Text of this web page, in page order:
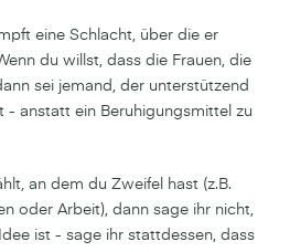
eine Schlacht, über die er
du willst, dass die Frauen, die
sei jemand, der unterstützend
- anstatt ein Beruhigungsmittel zu
an dem du Zweifel hast (z.B.
oder Arbeit), dann sage ihr nicht,
ist - sage ihr stattdessen, dass